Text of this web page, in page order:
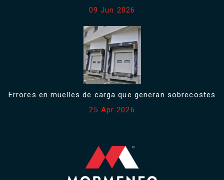
09 Jun 2026
Errores en muelles de carga que generan sobrecostes
25 Apr 2026